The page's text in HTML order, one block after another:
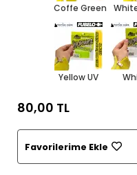
Coffe Green
Yellow UV
80,00 TL
Favorilerime Ekle